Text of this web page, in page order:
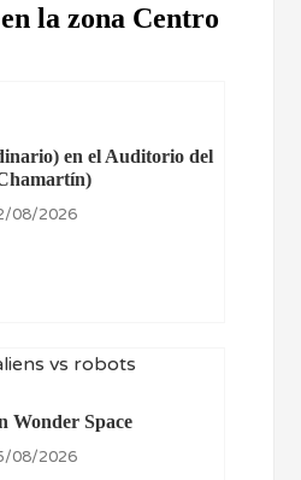
la zona Centro
en el Auditorio del
08/2026
Wonder Space
08/2026